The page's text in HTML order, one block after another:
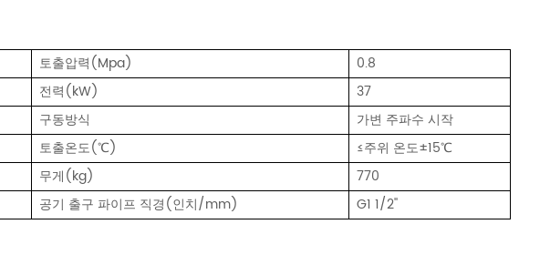
토출압력(Mpa)
0.8
전력(kW)
37
구동방식
가변 주파수 시작
토출온도(℃)
≤주위 온도±15℃
무게(kg)
770
공기 출구 파이프 직경(인치/mm) G1 1/2''